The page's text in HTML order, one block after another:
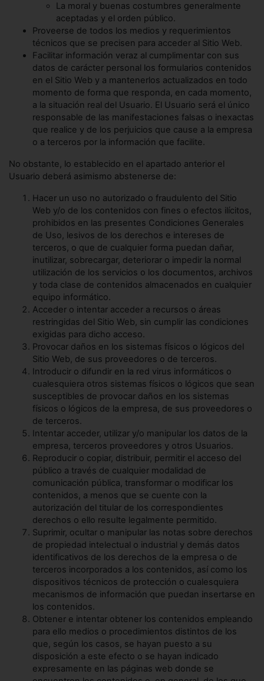
La moral y buenas costumbres generalmente
aceptadas y el orden público.
Proveerse de todos los medios y requerimientos
técnicos que se precisen para acceder al Sitio Web.
Facilitar información veraz al cumplimentar con sus
datos de carácter personal los formularios contenidos
en el Sitio Web y a mantenerlos actualizados en todo
momento de forma que responda, en cada momento,
a la situación real del Usuario. El Usuario será el único
responsable de las manifestaciones falsas o inexactas
que realice y de los perjuicios que cause a la empresa
o a terceros por la información que facilite.
No obstante, lo establecido en el apartado anterior el
Usuario deberá asimismo abstenerse de:
Hacer un uso no autorizado o fraudulento del Sitio
Web y/o de los contenidos con fines o efectos ilícitos,
prohibidos en las presentes Condiciones Generales
de Uso, lesivos de los derechos e intereses de
terceros, o que de cualquier forma puedan dañar,
inutilizar, sobrecargar, deteriorar o impedir la normal
utilización de los servicios o los documentos, archivos
y toda clase de contenidos almacenados en cualquier
equipo informático.
Acceder o intentar acceder a recursos o áreas
restringidas del Sitio Web, sin cumplir las condiciones
exigidas para dicho acceso.
Provocar daños en los sistemas físicos o lógicos del
Sitio Web, de sus proveedores o de terceros.
Introducir o difundir en la red virus informáticos o
cualesquiera otros sistemas físicos o lógicos que sean
susceptibles de provocar daños en los sistemas
físicos o lógicos de la empresa, de sus proveedores o
de terceros.
Intentar acceder, utilizar y/o manipular los datos de la
empresa, terceros proveedores y otros Usuarios.
Reproducir o copiar, distribuir, permitir el acceso del
público a través de cualquier modalidad de
comunicación pública, transformar o modificar los
contenidos, a menos que se cuente con la
autorización del titular de los correspondientes
derechos o ello resulte legalmente permitido.
Suprimir, ocultar o manipular las notas sobre derechos
de propiedad intelectual o industrial y demás datos
identificativos de los derechos de la empresa o de
terceros incorporados a los contenidos, así como los
dispositivos técnicos de protección o cualesquiera
mecanismos de información que puedan insertarse en
los contenidos.
Obtener e intentar obtener los contenidos empleando
para ello medios o procedimientos distintos de los
que, según los casos, se hayan puesto a su
disposición a este efecto o se hayan indicado
expresamente en las páginas web donde se